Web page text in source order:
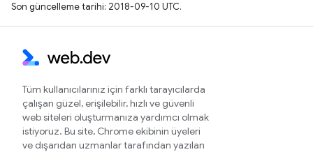
Son güncelleme tarihi: 2018-09-10 UTC.
Tüm kullanıcılarınız için farklı tarayıcılarda
çalışan güzel, erişilebilir, hızlı ve güvenli
web siteleri oluşturmanıza yardımcı olmak
istiyoruz. Bu site, Chrome ekibinin üyeleri
ve dışarıdan uzmanlar tarafından yazılan